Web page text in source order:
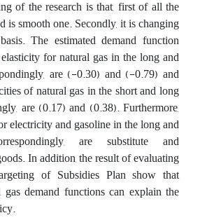
of the research is that, first of all the
is smooth one. Secondly, it is changing
The estimated demand function
for natural gas in the long and
are (-0.30) and (-0.79) and
of natural gas in the short and long
are (0.17) and (0.38). Furthermore,
electricity and gasoline in the long and
are substitute and
In addition, the result of evaluating
of Subsidies Plan show that
gas demand functions can explain the